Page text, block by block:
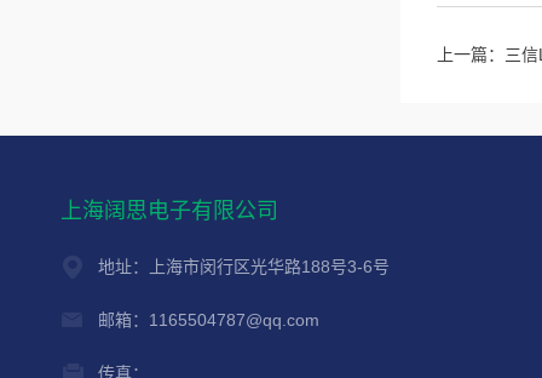
上一篇： 三
上海阔思电子有限公司
地址：上海市闵行区光华路188号3-6号
邮箱：1165504787@qq.com
传真：